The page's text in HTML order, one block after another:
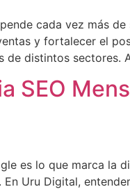
cada vez más
y fortalecer el
de distintos sectores.
SEO
es lo que marca la
Uru Digital,